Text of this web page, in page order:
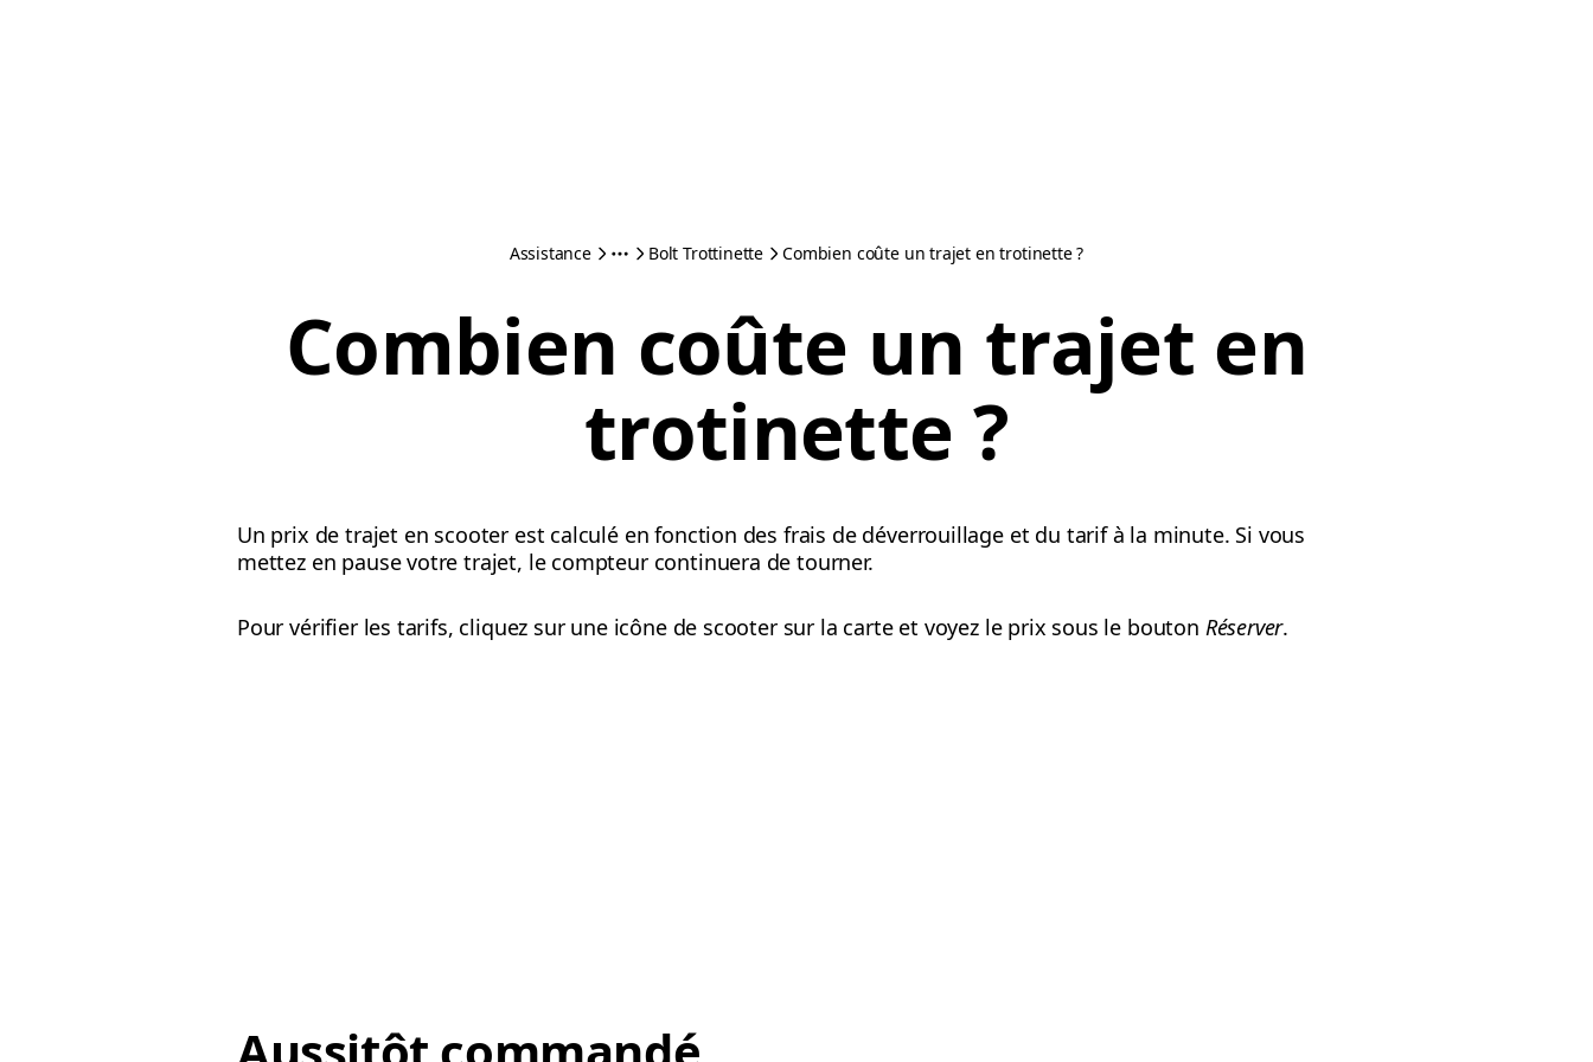
Assistance Bolt Trottinette Combien coûte un trajet en trotinette ?
Combien coûte un trajet en
trotinette ?
Un prix de trajet en scooter est calculé en fonction des frais de déverrouillage et du tarif à la minute. Si vous
mettez en pause votre trajet, le compteur continuera de tourner.
Pour vérifier les tarifs, cliquez sur une icône de scooter sur la carte et voyez le prix sous le bouton Réserver.